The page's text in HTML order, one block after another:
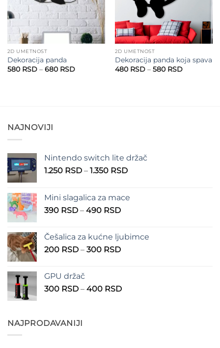
2D UMETNOST
Dekoracija panda
580 RSD – 680 RSDRaspon
2D UMETNOST
Dekoracija panda koja spava
480 RSD – 580 RSDRaspon
NAJNOVIJI
Nintendo switch lite držač
1.250 RSD – 1.350 RSDRaspon
1.250 RSD
Mini slagalica za mace
390 RSD – 490 RSDRaspon
390 RSD
do
Češalica za kućne ljubimce
200 RSD – 300 RSDRaspon
do
GPU držač
300 RSD – 400 RSDRaspon
NAJPRODAVANIJI